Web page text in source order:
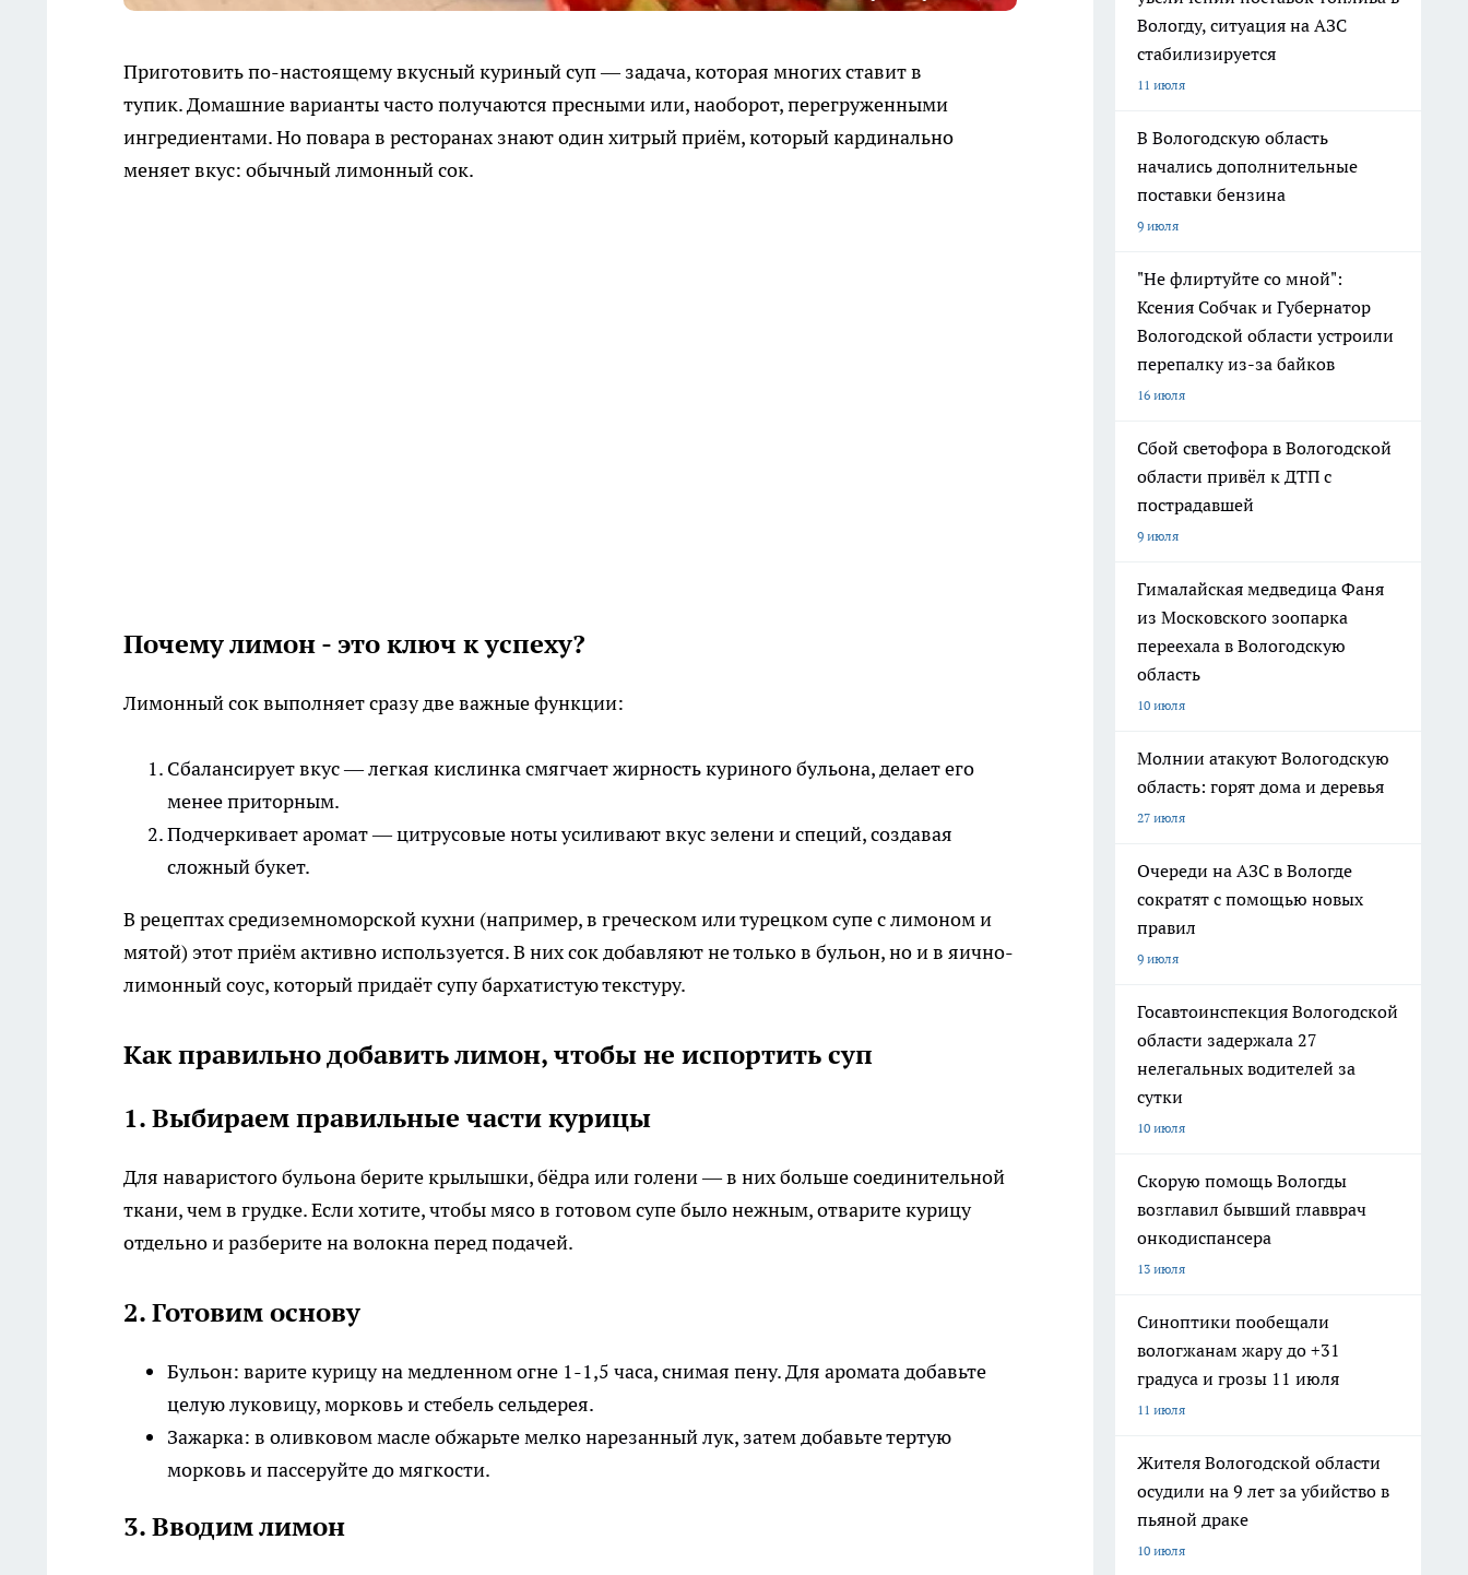
Приготовить по-настоящему вкусный куриный суп — задача, которая многих ставит в
тупик. Домашние варианты часто получаются пресными или, наоборот, перегруженными
ингредиентами. Но повара в ресторанах знают один хитрый приём, который кардинально
меняет вкус: обычный лимонный сок.
Почему лимон - это ключ к успеху?
Лимонный сок выполняет сразу две важные функции:
Сбалансирует вкус — легкая кислинка смягчает жирность куриного бульона, делает его
менее приторным.
Подчеркивает аромат — цитрусовые ноты усиливают вкус зелени и специй, создавая
сложный букет.
В рецептах средиземноморской кухни (например, в греческом или турецком супе с лимоном и
мятой) этот приём активно используется. В них сок добавляют не только в бульон, но и в яично-
лимонный соус, который придаёт супу бархатистую текстуру.
Как правильно добавить лимон, чтобы не испортить суп
1. Выбираем правильные части курицы
Для наваристого бульона берите крылышки, бёдра или голени — в них больше соединительной
ткани, чем в грудке. Если хотите, чтобы мясо в готовом супе было нежным, отварите курицу
отдельно и разберите на волокна перед подачей.
2. Готовим основу
Бульон: варите курицу на медленном огне 1-1,5 часа, снимая пену. Для аромата добавьте
целую луковицу, морковь и стебель сельдерея.
Зажарка: в оливковом масле обжарьте мелко нарезанный лук, затем добавьте тертую
морковь и пассеруйте до мягкости.
3. Вводим лимон
Вологду, ситуация на АЗС
стабилизируется
11 июля
В Вологодскую область
начались дополнительные
поставки бензина
9 июля
"Не флиртуйте со мной":
Ксения Собчак и Губернатор
Вологодской области устроили
перепалку из-за байков
16 июля
Сбой светофора в Вологодской
области привёл к ДТП с
пострадавшей
9 июля
Гималайская медведица Фаня
из Московского зоопарка
переехала в Вологодскую
область
10 июля
Молнии атакуют Вологодскую
область: горят дома и деревья
27 июля
Очереди на АЗС в Вологде
сократят с помощью новых
правил
9 июля
Госавтоинспекция Вологодской
области задержала 27
нелегальных водителей за
сутки
10 июля
Скорую помощь Вологды
возглавил бывший главврач
онкодиспансера
13 июля
Синоптики пообещали
вологжанам жару до +31
градуса и грозы 11 июля
11 июля
Жителя Вологодской области
осудили на 9 лет за убийство в
пьяной драке
10 июля